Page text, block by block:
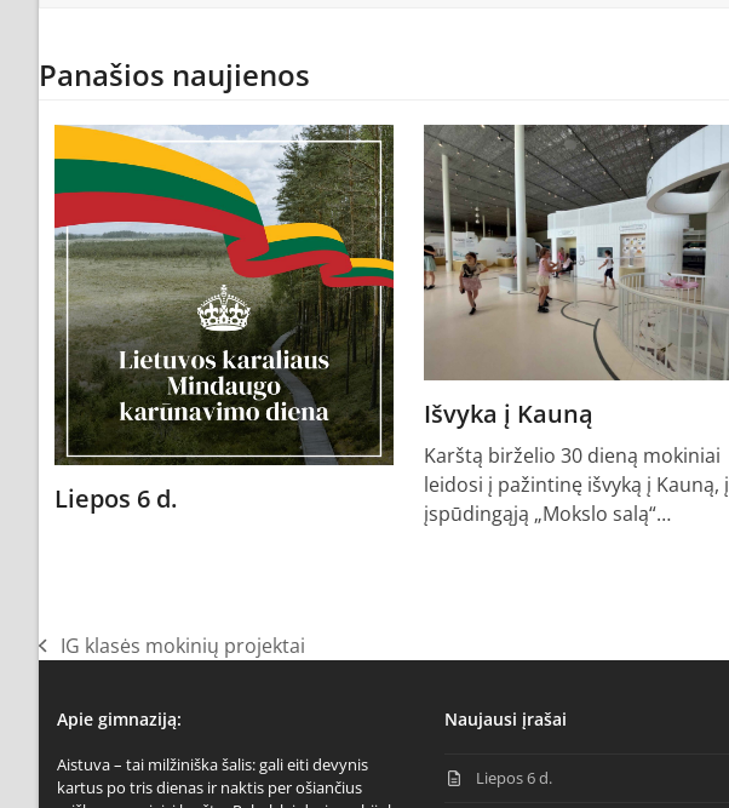
Panašios naujienos
Liepos 6 d.
Išvyka į Kauną
Karštą birželio 30 dieną mokiniai
leidosi į pažintinę išvyką į Kauną, į
įspūdingąją „Mokslo salą“…
previous
IG klasės mokinių projektai
Apie gimnaziją:
Aistuva – tai milžiniška šalis: gali eiti devynis
kartus po tris dienas ir naktis per ošiančius
Naujausi įrašai
Liepos 6 d.